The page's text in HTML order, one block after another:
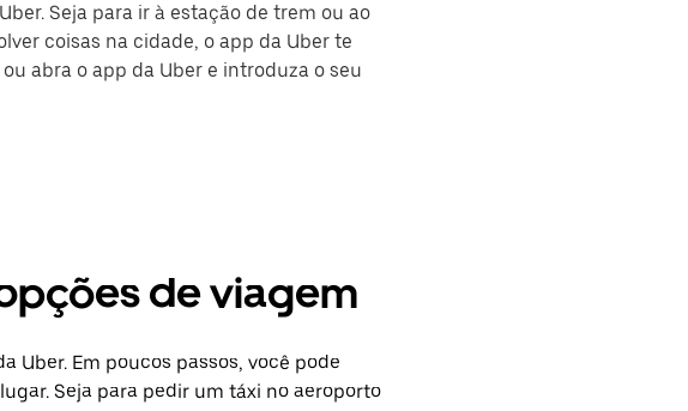
Seja para ir à estação de trem ou ao
coisas na cidade, o app da Uber te
abra o app da Uber e introduza o seu
de viagem
Uber. Em poucos passos, você pode
Seja para pedir um táxi no aeroporto